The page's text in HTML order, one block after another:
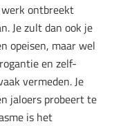
ontbreekt
Je zult dan ook je
opeisen, maar wel
en zelf-
vermeden. Je
jaloers probeert te
is het